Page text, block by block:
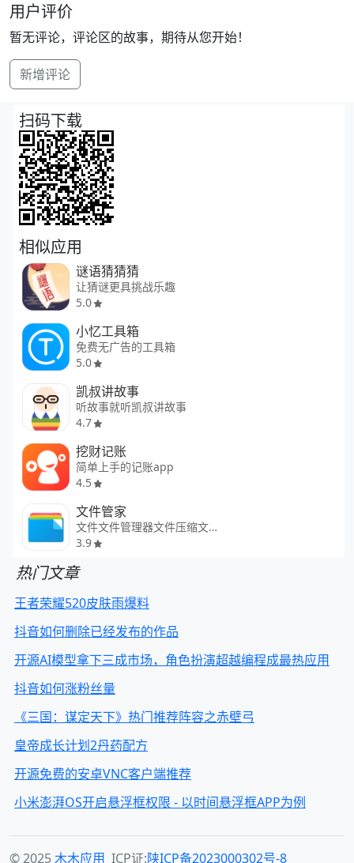
用户评价
暂无评论，评论区的故事，期待从您开始！
新增评论
扫码下载
相似应用
谜语猜猜猜
让猜谜更具挑战乐趣
5.0
小忆工具箱
免费无广告的工具箱
5.0
凯叔讲故事
听故事就听凯叔讲故事
4.7
挖财记账
简单上手的记账app
4.5
文件管家
文件文件管理器文件压缩文件解压
3.9
热门文章
王者荣耀520皮肤雨爆料
抖音如何删除已经发布的作品
开源AI模型拿下三成市场，角色扮演超越编程成最热应用
抖音如何涨粉丝量
《三国：谋定天下》热门推荐阵容之赤壁弓
皇帝成长计划2丹药配方
开源免费的安卓VNC客户端推荐
小米澎湃OS开启悬浮框权限 - 以时间悬浮框APP为例
© 2025木木应用 ICP证:陕ICP备2023000302号-8